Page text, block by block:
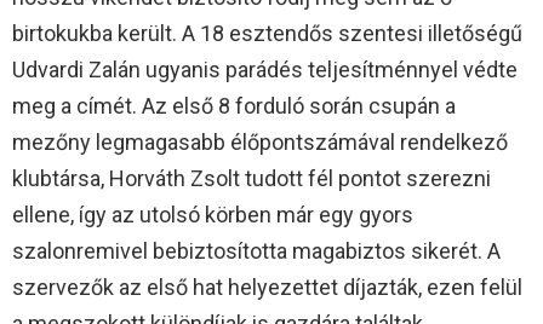
birtokukba került. A 18 esztendős szentesi illetőségű
Udvardi Zalán ugyanis parádés teljesítménnyel védte
meg a címét. Az első 8 forduló során csupán a
mezőny legmagasabb élőpontszámával rendelkező
klubtársa, Horváth Zsolt tudott fél pontot szerezni
ellene, így az utolsó körben már egy gyors
szalonremivel bebiztosította magabiztos sikerét. A
szervezők az első hat helyezettet díjazták, ezen felül